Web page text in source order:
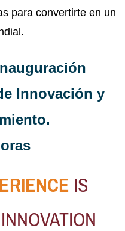
para convertirte en un
Innovación y
IS